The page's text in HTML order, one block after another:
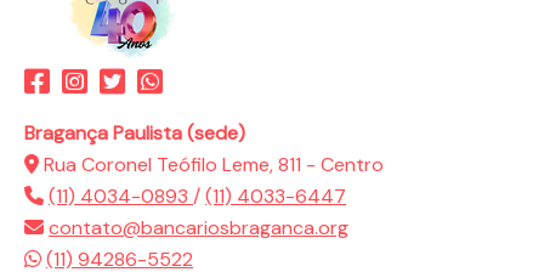
Bragança Paulista (sede)
Rua Coronel Teófilo Leme, 811 - Centro
(11) 4034-0893 /(11) 4033-6447
contato@bancariosbraganca.org
(11) 94286-5522